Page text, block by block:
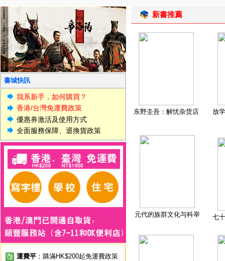
書城快訊
我系新手，如何購買？
香港/台灣免運費政策
優惠券激活及使用方式
全面服務保障、退換貨政策
運費平 ：購滿HK$200起免運費政策
新書推薦
东野圭吾：解忧杂货店 放
元代的族群文化与科举 七